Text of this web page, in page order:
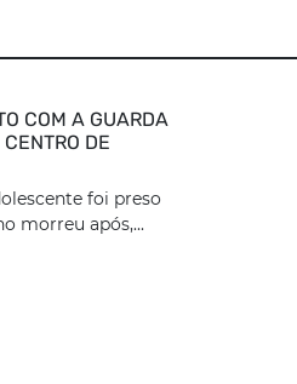
COM A GUARDA
DE
foi preso
morreu após,...